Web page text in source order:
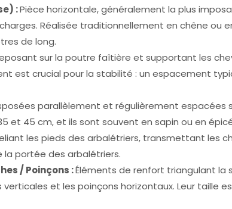
:Pièce horizontale, généralement la plus
Réalisée traditionnellement en chêne
de long.
sur la poutre faîtière et supportant les
est crucial pour la stabilité : un espacement
parallèlement et régulièrement
et 45 cm, et ils sont souvent en sapin ou en
les pieds des arbalétriers, transmettant les
portée des arbalétriers.
/ Poinçons :Éléments de renfort triangulant la
et les poinçons horizontaux. Leur